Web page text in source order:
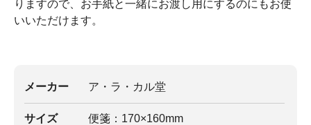
りますので、お手紙と一緒にお渡し用にするのにもお使
いいただけます。
メーカー ア・ラ・カル堂
サイズ
便箋：170×160mm